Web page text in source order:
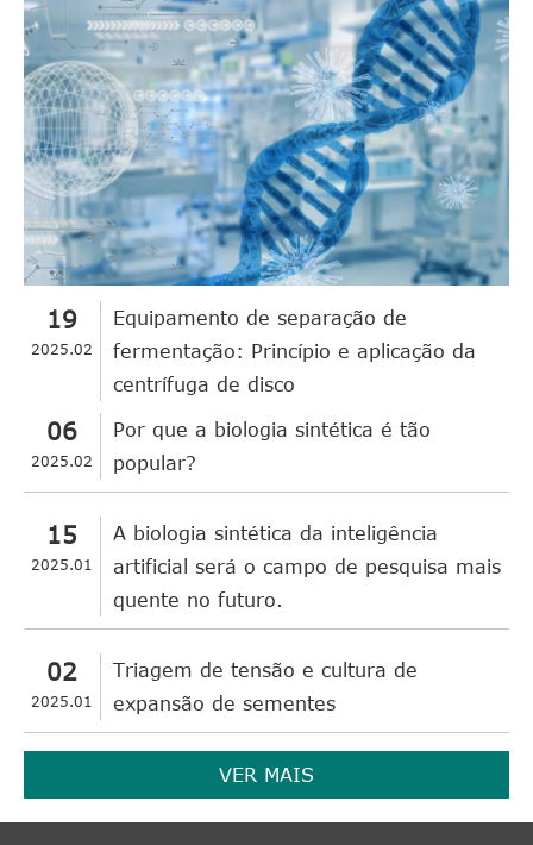
19
2025.02
Equipamento de separação de
fermentação: Princípio e aplicação da
centrífuga de disco
06
2025.02
Por que a biologia sintética é tão
popular?
15
2025.01
A biologia sintética da inteligência
artificial será o campo de pesquisa mais
quente no futuro.
02
2025.01
Triagem de tensão e cultura de
expansão de sementes
VER MAIS